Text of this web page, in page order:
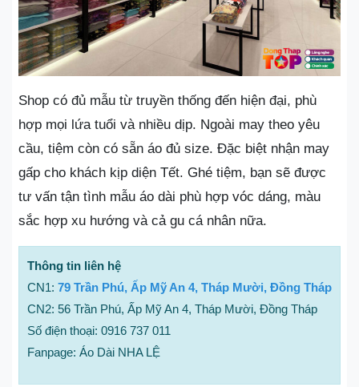
Shop có đủ mẫu từ truyền thống đến hiện đại, phù
hợp mọi lứa tuổi và nhiều dịp. Ngoài may theo yêu
cầu, tiệm còn có sẵn áo đủ size. Đặc biệt nhận may
gấp cho khách kịp diện Tết. Ghé tiệm, bạn sẽ được
tư vấn tận tình mẫu áo dài phù hợp vóc dáng, màu
sắc hợp xu hướng và cả gu cá nhân nữa.
Thông tin liên hệ
CN1: 79 Trần Phú, Ấp Mỹ An 4, Tháp Mười, Đồng Tháp
CN2: 56 Trần Phú, Ấp Mỹ An 4, Tháp Mười, Đồng Tháp
Số điện thoại: 0916 737 011
Fanpage: Áo Dài NHA LỆ